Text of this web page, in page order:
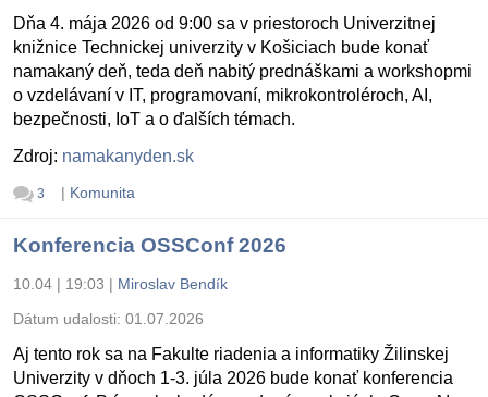
Dňa 4. mája 2026 od 9:00 sa v priestoroch Univerzitnej
knižnice Technickej univerzity v Košiciach bude konať
namakaný deň, teda deň nabitý prednáškami a workshopmi
o vzdelávaní v IT, programovaní, mikrokontroléroch, AI,
bezpečnosti, IoT a o ďalších témach.
Zdroj: namakanyden.sk
3 | Komunita
Konferencia OSSConf 2026
10.04 | 19:03 | Miroslav Bendík
Dátum udalosti: 01.07.2026
Aj tento rok sa na Fakulte riadenia a informatiky Žilinskej
Univerzity v dňoch 1-3. júla 2026 bude konať konferencia